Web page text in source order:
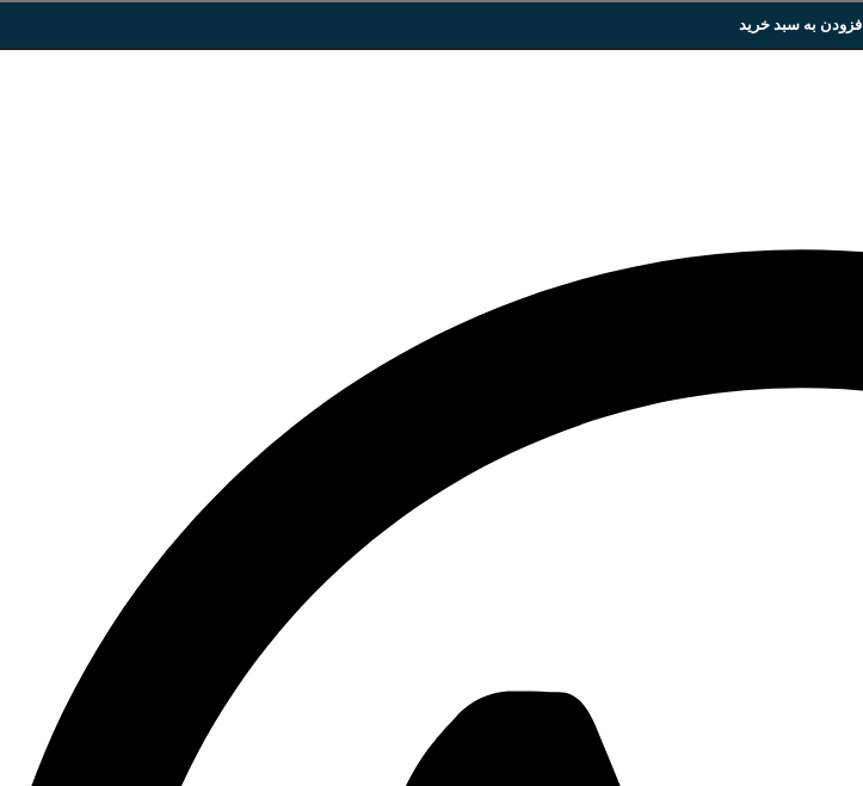
افزودن به سبد خرید